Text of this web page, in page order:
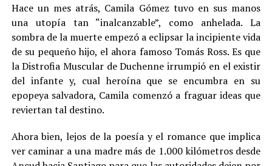
Hace un mes atrás, Camila Gómez tuvo en sus manos
una utopía tan “inalcanzable”, como anhelada. La
sombra de la muerte empezó a eclipsar la incipiente vida
de su pequeño hijo, el ahora famoso Tomás Ross. Es que
la Distrofia Muscular de Duchenne irrumpió en el existir
del infante y, cual heroína que se encumbra en su
epopeya salvadora, Camila comenzó a fraguar ideas que
reviertan tal destino.
Ahora bien, lejos de la poesía y el romance que implica
ver caminar a una madre más de 1.000 kilómetros desde